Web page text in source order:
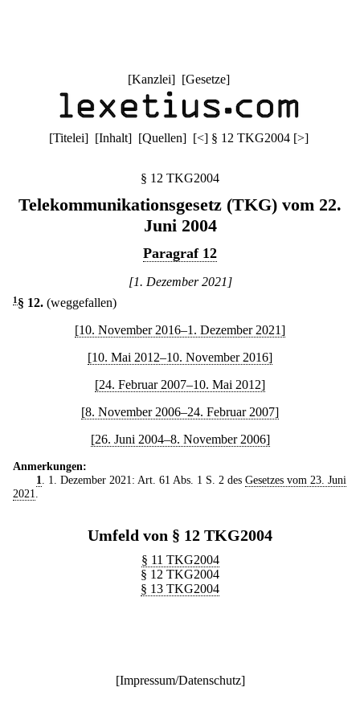
[Kanzlei] [Gesetze]
[Titelei] [Inhalt] [Quellen] [<] § 12 TKG2004 [>]
§ 12 TKG2004
Telekommunikationsgesetz (TKG) vom 22.
Juni 2004
Paragraf 12
[1. Dezember 2021]
1 § 12. (weggefallen)
[10. November 2016–1. Dezember 2021]
[10. Mai 2012–10. November 2016]
[24. Februar 2007–10. Mai 2012]
[8. November 2006–24. Februar 2007]
[26. Juni 2004–8. November 2006]
Anmerkungen:
1
. 1. Dezember 2021: Art. 61 Abs. 1 S. 2 des Gesetzes vom 23. Juni
2021
Umfeld von § 12 TKG2004
§ 11 TKG2004
§ 12 TKG2004
§ 13 TKG2004
[Impressum/Datenschutz]